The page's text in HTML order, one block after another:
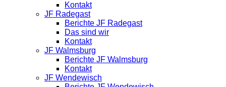
Kontakt
JF Radegast
Berichte JF Radegast
Das sind wir
Kontakt
JF Walmsburg
Berichte JF Walmsburg
Kontakt
JF Wendewisch